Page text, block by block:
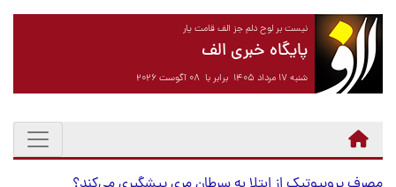
نیست بر لوح دلم جز الف قامت یار
پایگاه خبری الف
شنبه ۱۷ مرداد ۱۴۰۵ برابر با ۰۸ آگوست ۲۰۲۶